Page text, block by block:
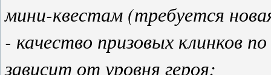
мини-квестам (требуется
- качество призовых клинков
зависит от уровня героя;